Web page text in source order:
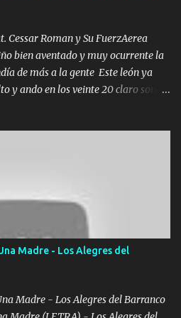
Cessar Roman y Su FuerzAerea
bien aventado y muy ocurrente la
de más a la gente Este león ya
y ando en los veinte 20 claro son
rato que me agarran el colmillo
sé esperaron Al tiro esta la PrimiZa
lado doy la mano al que su amigo y
Y No me paran aquí hay pa más
hasta topar pues no hay de otra...
Madre - Los Alegres del
Madre - Los Alegres del Barranco